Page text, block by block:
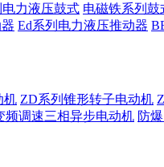
力液压鼓式 电磁铁系列鼓
Ed系列电力液压推动器
机 ZD系列锥形转子电动机
频调速三相异步电动机 防